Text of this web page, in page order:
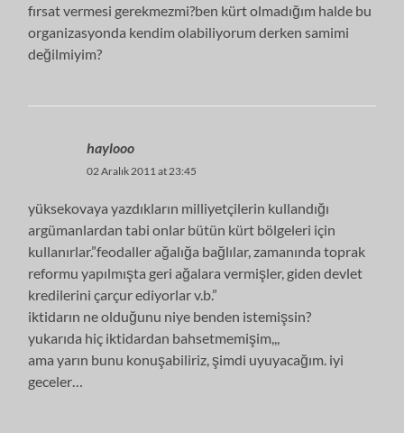
fırsat vermesi gerekmezmi?ben kürt olmadığım halde bu
organizasyonda kendim olabiliyorum derken samimi
değilmiyim?
haylooo
02 Aralık 2011 at 23:45
yüksekovaya yazdıkların milliyetçilerin kullandığı
argümanlardan tabi onlar bütün kürt bölgeleri için
kullanırlar.”feodaller ağalığa bağlılar, zamanında toprak
reformu yapılmışta geri ağalara vermişler, giden devlet
kredilerini çarçur ediyorlar v.b.”
iktidarın ne olduğunu niye benden istemişsin?
yukarıda hiç iktidardan bahsetmemişim,,,
ama yarın bunu konuşabiliriz, şimdi uyuyacağım. iyi
geceler…